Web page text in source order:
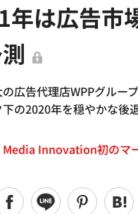
年は広告市
広告代理店WPPグルー
下の2020年を穏やかな
Media Innovation初のマ